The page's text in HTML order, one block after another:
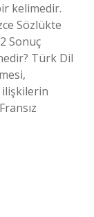
kelimedir.
Sözlükte
Sonuç
Türk Dil
ilişkilerin